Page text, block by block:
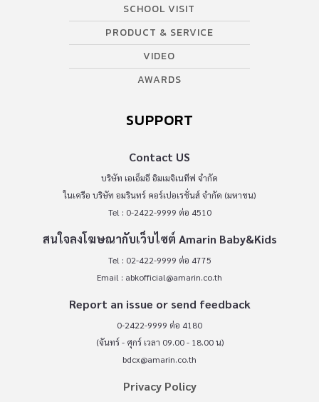
SCHOOL VISIT
PRODUCT & SERVICE
VIDEO
AWARDS
SUPPORT
Contact US
บริษัท เอเอ็มอี อิมเมจิเนทีฟ จำกัด
ในเครือ บริษัท อมรินทร์ คอร์เปอเรชั่นส์ จำกัด (มหาชน)
Tel : 0-2422-9999 ต่อ 4510
สนใจลงโฆษณากับเว็บไซต์ Amarin Baby&Kids
Tel : 02-422-9999 ต่อ 4775
Email : abkofficial@amarin.co.th
Report an issue or send feedback
0-2422-9999 ต่อ 4180
(จันทร์ - ศุกร์ เวลา 09.00 - 18.00 น)
bdcx@amarin.co.th
Privacy Policy